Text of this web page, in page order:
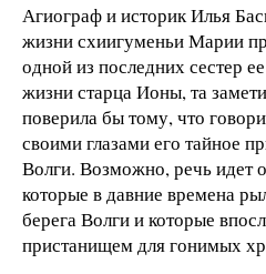
Агиограф и историк Илья
жизни схиигуменьи Марии
одной из последних сестер
жизни старца Ионы, та
поверила бы тому, что
своими глазами его тайное
Волги. Возможно, речь идет
которые в давние времена
берега Волги и которые
пристанищем для гонимых